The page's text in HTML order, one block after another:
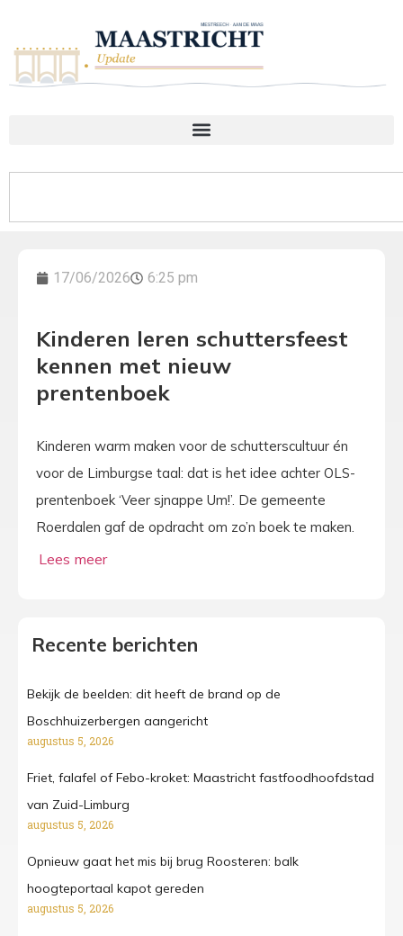
17/06/2026 6:25 pm
Kinderen leren schuttersfeest
kennen met nieuw
prentenboek
Kinderen warm maken voor de schutterscultuur én
voor de Limburgse taal: dat is het idee achter OLS-
prentenboek ‘Veer sjnappe Um!’. De gemeente
Roerdalen gaf de opdracht om zo’n boek te maken.
Recente berichten
Bekijk de beelden: dit heeft de brand op de
Boschhuizerbergen aangericht
augustus 5, 2026
Friet, falafel of Febo-kroket: Maastricht fastfoodhoofdstad
van Zuid-Limburg
augustus 5, 2026
Opnieuw gaat het mis bij brug Roosteren: balk
hoogteportaal kapot gereden
augustus 5, 2026